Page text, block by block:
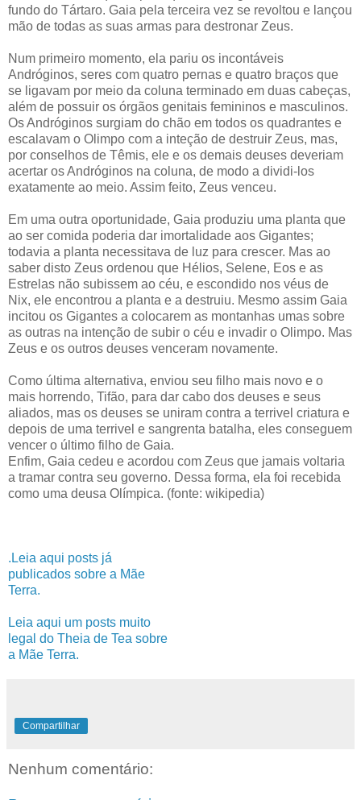
fundo do Tártaro. Gaia pela terceira vez se revoltou e lançou
mão de todas as suas armas para destronar Zeus.
Num primeiro momento, ela pariu os incontáveis
Andróginos, seres com quatro pernas e quatro braços que
se ligavam por meio da coluna terminado em duas cabeças,
além de possuir os órgãos genitais femininos e masculinos.
Os Andróginos surgiam do chão em todos os quadrantes e
escalavam o Olimpo com a inteção de destruir Zeus, mas,
por conselhos de Têmis, ele e os demais deuses deveriam
acertar os Andróginos na coluna, de modo a dividi-los
exatamente ao meio. Assim feito, Zeus venceu.
Em uma outra oportunidade, Gaia produziu uma planta que
ao ser comida poderia dar imortalidade aos Gigantes;
todavia a planta necessitava de luz para crescer. Mas ao
saber disto Zeus ordenou que Hélios, Selene, Eos e as
Estrelas não subissem ao céu, e escondido nos véus de
Nix, ele encontrou a planta e a destruiu. Mesmo assim Gaia
incitou os Gigantes a colocarem as montanhas umas sobre
as outras na intenção de subir o céu e invadir o Olimpo. Mas
Zeus e os outros deuses venceram novamente.
Como última alternativa, enviou seu filho mais novo e o
mais horrendo, Tifão, para dar cabo dos deuses e seus
aliados, mas os deuses se uniram contra a terrivel criatura e
depois de uma terrivel e sangrenta batalha, eles conseguem
vencer o último filho de Gaia.
Enfim, Gaia cedeu e acordou com Zeus que jamais voltaria
a tramar contra seu governo. Dessa forma, ela foi recebida
como uma deusa Olímpica. (fonte: wikipedia)
.Leia aqui posts já
publicados sobre a Mãe
Terra.
Leia aqui um posts muito
legal do Theia de Tea sobre
a Mãe Terra.
Compartilhar
Nenhum comentário: